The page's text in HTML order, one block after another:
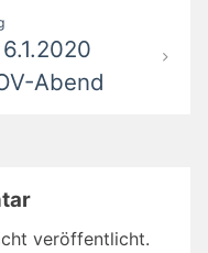
Abend
veröffentlicht.